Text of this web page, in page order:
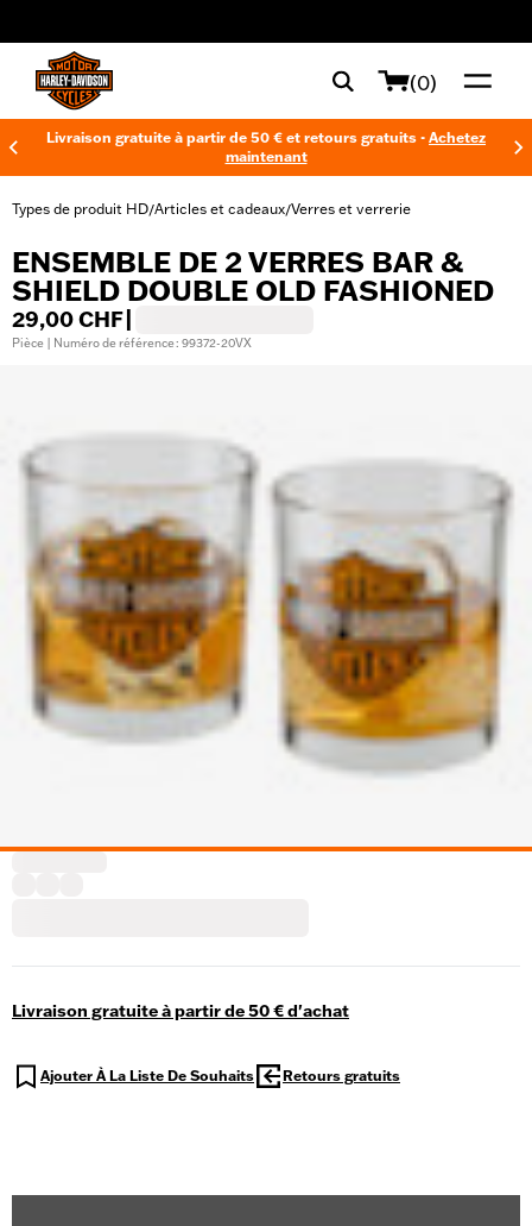
(0)
Livraison gratuite à partir de 50 € et retours gratuits - Achetez
maintenant
Types de produit HD/Articles et cadeaux/Verres et verrerie
ENSEMBLE DE 2 VERRES BAR &
SHIELD DOUBLE OLD FASHIONED
29,00 CHF
Pièce | Numéro de référence : 99372-20VX
Livraison gratuite à partir de 50 € d'achat
Ajouter À La Liste De Souhaits Retours gratuits